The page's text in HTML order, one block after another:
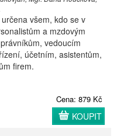
všem, kdo se v
a mzdovým
vedoucím
účetním, asistentům,
firem.
Cena: 879 Kč
KOUPIT